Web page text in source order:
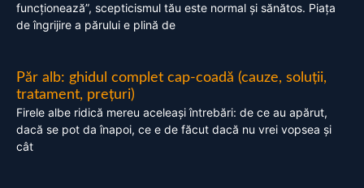
funcționează”, scepticismul tău este normal și sănătos. Piața
de îngrijire a părului e plină de
Păr alb: ghidul complet cap-coadă (cauze, soluții,
tratament, prețuri)
Firele albe ridică mereu aceleași întrebări: de ce au apărut,
dacă se pot da înapoi, ce e de făcut dacă nu vrei vopsea și
cât